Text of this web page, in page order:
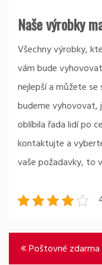
Naše výrobky
Všechny výrobky,
vám bude
nejlepší a můžete
budeme vyhovovat,
oblíbila řada lidí po
kontaktujte a
vaše požadavky, to
Navigace
Poštovné zdarma